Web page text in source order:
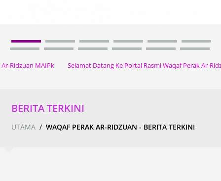
Datang Ke Portal Rasmi Waqaf Perak Ar-Ridzuan MAIPk Selamat
BERITA TERKINI
UTAMA / WAQAF PERAK AR-RIDZUAN - BERITA TERKINI